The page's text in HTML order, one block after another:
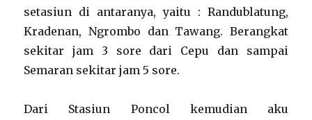
setasiun di antaranya, yaitu : Randublatung,
Kradenan, Ngrombo dan Tawang. Berangkat
sekitar jam 3 sore dari Cepu dan sampai
Semaran sekitar jam 5 sore.
Dari Stasiun Poncol kemudian aku